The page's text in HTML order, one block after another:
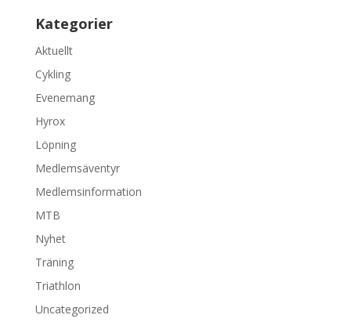
Kategorier
Aktuellt
Cykling
Evenemang
Hyrox
Löpning
Medlemsäventyr
Medlemsinformation
MTB
Nyhet
Träning
Triathlon
Uncategorized